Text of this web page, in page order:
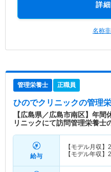
詳
名称
管理栄養士 正職員
ひのでクリニックの管理
【広島県／広島市南区】年
リニックにて訪問管理栄養士
給与
【モデル月収】
【モデル年収】